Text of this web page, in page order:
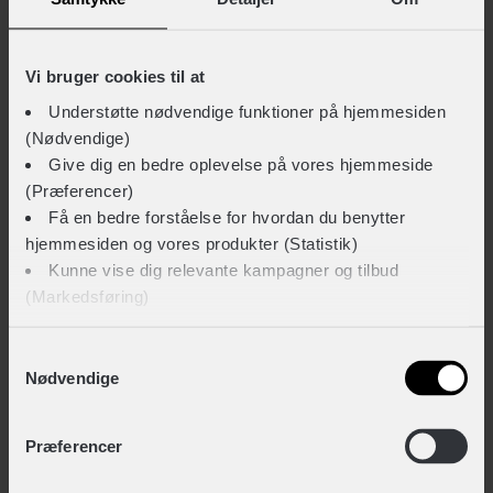
Vi bruger cookies til at
Understøtte nødvendige funktioner på hjemmesiden
(Nødvendige)
Give dig en bedre oplevelse på vores hjemmeside
(Præferencer)
Få en bedre forståelse for hvordan du benytter
hjemmesiden og vores produkter (Statistik)
Kunne vise dig relevante kampagner og tilbud
(Markedsføring)
cookies til alle disse formål. Du kan også bruge
formål. Vælg formål og ‘Gem indstillinger’.
Nødvendige
Præferencer
INNERGY+ Mobilholder med magnet holder
+ 299,-
TEKNISKE SPECIFIKATIONER
BASISINFORMATION
5707965029354
12-1101351